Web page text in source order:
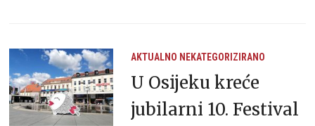
AKTUALNO NEKATEGORIZIRANO
U Osijeku kreće
jubilarni 10. Festival